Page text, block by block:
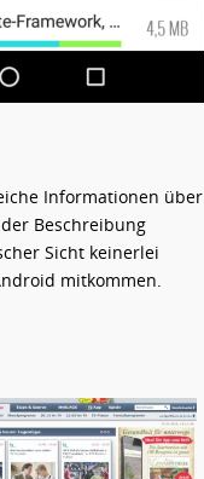
Informationen über
Beschreibung
Sicht keinerlei
mitkommen.